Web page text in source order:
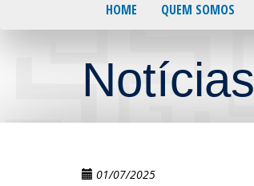
HOME QUEM SOMOS
Notícias
01/07/2025